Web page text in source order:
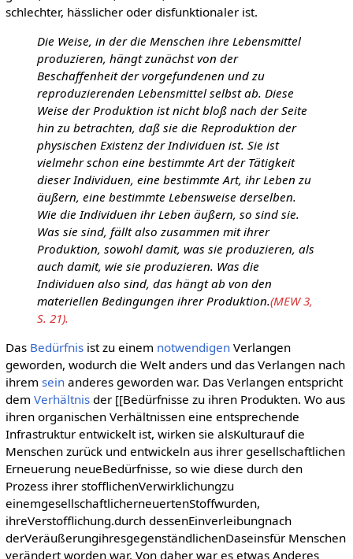
schlechter, hässlicher oder disfunktionaler ist.
Die Weise, in der die Menschen ihre Lebensmittel
produzieren, hängt zunächst von der
Beschaffenheit der vorgefundenen und zu
reproduzierenden Lebensmittel selbst ab. Diese
Weise der Produktion ist nicht bloß nach der Seite
hin zu betrachten, daß sie die Reproduktion der
physischen Existenz der Individuen ist. Sie ist
vielmehr schon eine bestimmte Art der Tätigkeit
dieser Individuen, eine bestimmte Art, ihr Leben zu
äußern, eine bestimmte Lebensweise derselben.
Wie die Individuen ihr Leben äußern, so sind sie.
Was sie sind, fällt also zusammen mit ihrer
Produktion, sowohl damit, was sie produzieren, als
auch damit, wie sie produzieren. Was die
Individuen also sind, das hängt ab von den
materiellen Bedingungen ihrer Produktion.(MEW 3,
S. 21).
Das Bedürfnisist zu einem notwendigenVerlangen
geworden, wodurch die Welt anders und das Verlangen nach
ihrem seinanderes geworden war. Das Verlangen entspricht
dem Verhältnisder [[Bedürfnisse zu ihren Produkten. Wo aus
ihren organischen Verhältnissen eine entsprechende
Infrastruktur entwickelt ist, wirken sie alsKulturauf die
Menschen zurück und entwickeln aus ihrer gesellschaftlichen
Erneuerung neueBedürfnisse, so wie diese durch den
Prozess ihrer stofflichenVerwirklichungzu
einemgesellschaftlicherneuertenStoffwurden,
ihreVerstofflichung.durch dessenEinverleibungnach
derVeräußerungihresgegenständlichenDaseinsfür Menschen
verändert worden war. Von daher war es etwas Anderes